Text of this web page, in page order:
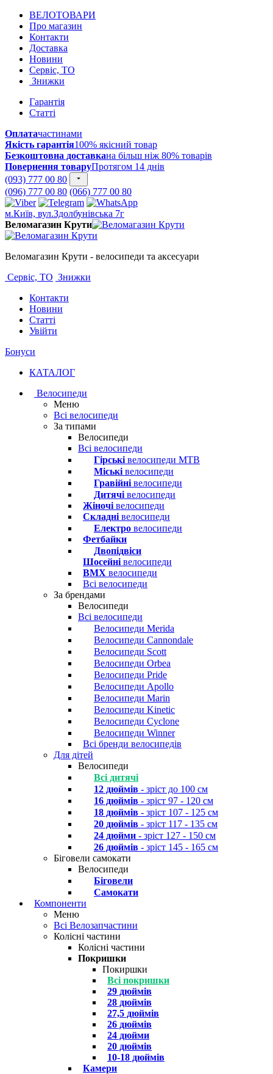
ВЕЛОТОВАРИ
Про магазин
Контакти
Доставка
Новини
Сервіс, ТО
Знижки
Гарантія
Статті
Оплатачастинами
Якість гарантія100% якісний товар
Безкоштовна доставкана більш ніж 80% товарів
Повернення товаруПротягом 14 днів
(093) 777 00 80
(096) 777 00 80 (066) 777 00 80
м.Київ, вул.Здолбунівська 7г
Веломагазин Крути
Веломагазин Крути - велосипеди та аксесуари
Сервіс, ТО Знижки
Контакти
Новини
Статті
Увійти
Бонуси
КАТАЛОГ
Велосипеди
Меню
Всі велосипеди
За типами
Велосипеди
Всі велосипеди
Гірські велосипеди MTB
Міські велосипеди
Гравійні велосипеди
Дитячі велосипеди
Жіночі велосипеди
Складні велосипеди
Електро велосипеди
Фетбайки
Двопідвіси
Шосейні велосипеди
BMX велосипеди
Всі велосипеди
За брендами
Велосипеди
Всі велосипеди
Велосипеди Merida
Велосипеди Cannondale
Велосипеди Scott
Велосипеди Orbea
Велосипеди Pride
Велосипеди Apollo
Велосипеди Marin
Велосипеди Kinetic
Велосипеди Cyclone
Велосипеди Winner
Всі бренди велосипедів
Для дітей
Велосипеди
Всі дитячі
12 дюймів - зріст до 100 см
16 дюймів - зріст 97 - 120 см
18 дюймів - зріст 107 - 125 см
20 дюймів - зріст 117 - 135 см
24 дюйми - зріст 127 - 150 см
26 дюймів - зріст 145 - 165 см
Біговели самокати
Велосипеди
Біговели
Самокати
Компоненти
Меню
Всі Велозапчастини
Колісні частини
Колісні частини
Покришки
Покиршки
Всі покришки
29 дюймів
28 дюймів
27,5 дюймів
26 дюймів
24 дюйми
20 дюймів
10-18 дюймів
Камери